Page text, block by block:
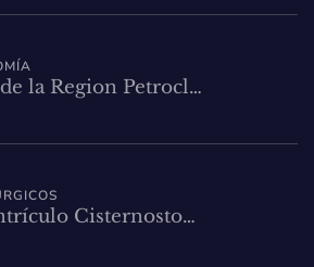
la Region Petrocl…
Cisternosto…